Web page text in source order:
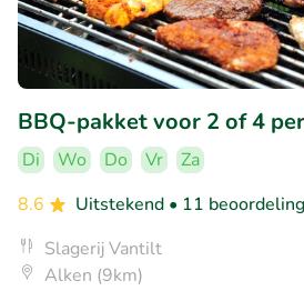
BBQ-pakket voor 2 of 4
Di Wo Do Vr
Za
8.6
Uitstekend • 11
Slagerij Vantilt
Alken (9km)